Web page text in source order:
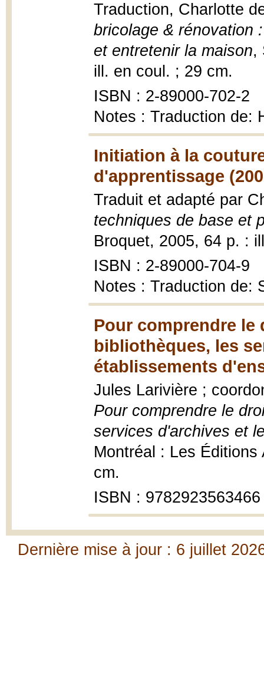
Traduction, Charlotte
bricolage & rénovation
et entretenir la maison,
ill. en coul. ; 29 cm.
ISBN : 2-89000-702-2
Notes : Traduction de:
Initiation à la
d'apprentissage
Traduit et adapté par
techniques de base et
Broquet, 2005, 64 p. :
ISBN : 2-89000-704-9
Notes : Traduction de:
Pour comprendre
bibliothèques, les
établissements
Jules Larivière ;
Pour comprendre le
services d'archives et
Montréal : Les
cm.
ISBN : 9782923563466
Dernière mise à jour : 6 juillet